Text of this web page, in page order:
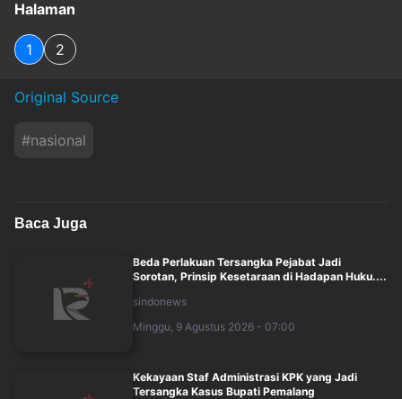
Halaman
1 2
Original Source
#nasional
Baca Juga
Beda Perlakuan Tersangka Pejabat Jadi
Sorotan, Prinsip Kesetaraan di Hadapan Huku....
sindonews
Minggu, 9 Agustus 2026 - 07:00
Kekayaan Staf Administrasi KPK yang Jadi
Tersangka Kasus Bupati Pemalang